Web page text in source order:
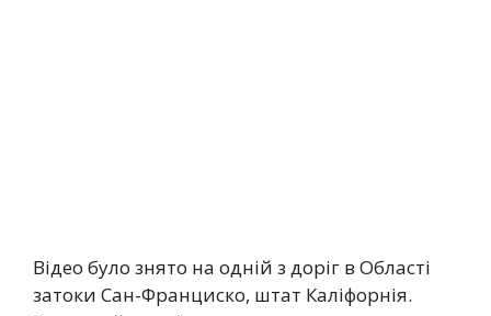
Відео було знято на одній з доріг в Області
затоки Сан-Франциско, штат Каліфорнія.